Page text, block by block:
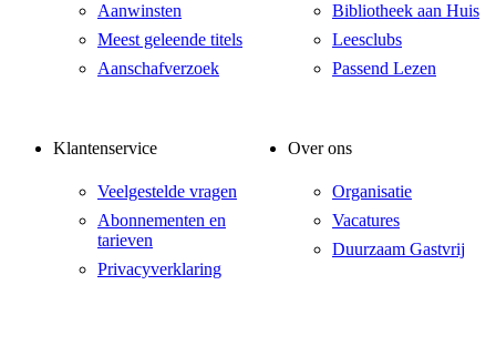
Aanwinsten
Meest geleende titels
Aanschafverzoek
Bibliotheek aan Huis
Leesclubs
Passend Lezen
Klantenservice
Veelgestelde vragen
Abonnementen en
tarieven
Privacyverklaring
Over ons
Organisatie
Vacatures
Duurzaam Gastvrij